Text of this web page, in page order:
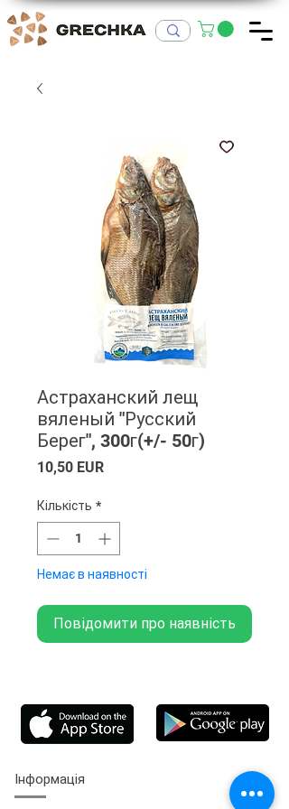
Астраханский лещ
вяленый "Русский
Берег", 300г(+/- 50г)
10,50 EURЦіна
Кількість *
Немає в наявності
Повідомити про наявність
Інформація